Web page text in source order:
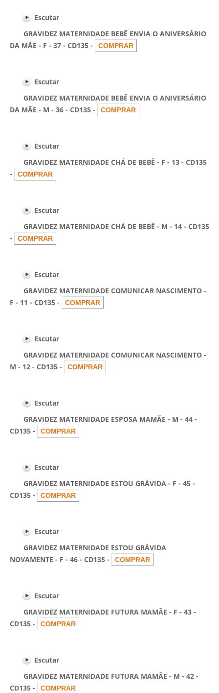
Escutar
GRAVIDEZ MATERNIDADE BEBÊ ENVIA O ANIVERSÁRIO
DA MÃE - F - 37 - CD135 -
Escutar
GRAVIDEZ MATERNIDADE BEBÊ ENVIA O ANIVERSÁRIO
DA MÃE - M - 36 - CD135 -
Escutar
GRAVIDEZ MATERNIDADE CHÁ DE BEBÊ - F - 13 - CD135
-
Escutar
GRAVIDEZ MATERNIDADE CHÁ DE BEBÊ - M - 14 - CD135
-
Escutar
GRAVIDEZ MATERNIDADE COMUNICAR NASCIMENTO -
F - 11 - CD135 -
Escutar
GRAVIDEZ MATERNIDADE COMUNICAR NASCIMENTO -
M - 12 - CD135 -
Escutar
GRAVIDEZ MATERNIDADE ESPOSA MAMÃE - M - 44 -
CD135 -
Escutar
GRAVIDEZ MATERNIDADE ESTOU GRÁVIDA - F - 45 -
CD135 -
Escutar
GRAVIDEZ MATERNIDADE ESTOU GRÁVIDA
NOVAMENTE - F - 46 - CD135 -
Escutar
GRAVIDEZ MATERNIDADE FUTURA MAMÃE - F - 43 -
CD135 -
Escutar
GRAVIDEZ MATERNIDADE FUTURA MAMÃE - M - 42 -
CD135 -